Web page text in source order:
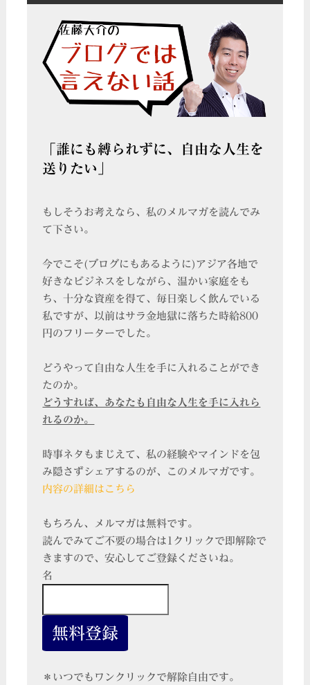
「誰にも縛られずに、自由な人生を
送りたい」
もしそうお考えなら、私のメルマガを読んでみ
て下さい。
今でこそ(ブログにもあるように)アジア各地で
好きなビジネスをしながら、温かい家庭をも
ち、十分な資産を得て、毎日楽しく飲んでいる
私ですが、以前はサラ金地獄に落ちた時給800
円のフリーターでした。
どうやって自由な人生を手に入れることができ
たのか。
どうすれば、あなたも自由な人生を手に入れら
れるのか。
時事ネタもまじえて、私の経験やマインドを包
み隠さずシェアするのが、このメルマガです。
内容の詳細はこちら
もちろん、メルマガは無料です。
読んでみてご不要の場合は1クリックで即解除で
きますので、安心してご登録くださいね。
名
＊いつでもワンクリックで解除自由です。